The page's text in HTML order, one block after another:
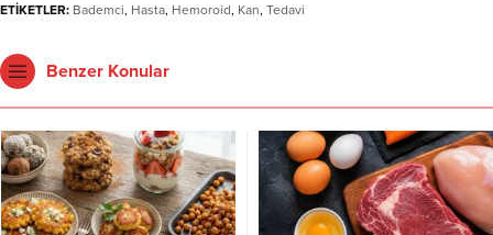
ETİKETLER: Bademci, Hasta, Hemoroid, Kan, Tedavi
Benzer Konular